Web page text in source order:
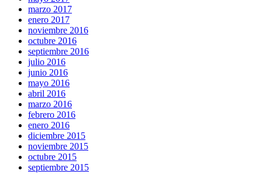
marzo 2017
enero 2017
noviembre 2016
octubre 2016
septiembre 2016
julio 2016
junio 2016
mayo 2016
abril 2016
marzo 2016
febrero 2016
enero 2016
diciembre 2015
noviembre 2015
octubre 2015
septiembre 2015